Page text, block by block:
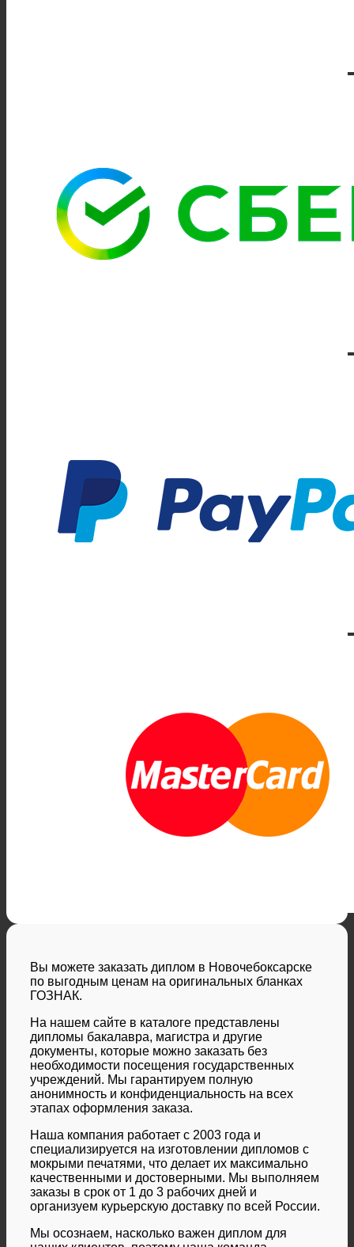
Вы можете заказать диплом в Новочебоксарске
по выгодным ценам на оригинальных бланках
ГОЗНАК.
На нашем сайте в каталоге представлены
дипломы бакалавра, магистра и другие
документы, которые можно заказать без
необходимости посещения государственных
учреждений. Мы гарантируем полную
анонимность и конфиденциальность на всех
этапах оформления заказа.
Наша компания работает с 2003 года и
специализируется на изготовлении дипломов с
мокрыми печатями, что делает их максимально
качественными и достоверными. Мы выполняем
заказы в срок от 1 до 3 рабочих дней и
организуем курьерскую доставку по всей России.
Мы осознаем, насколько важен диплом для